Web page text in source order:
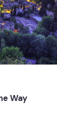
Way